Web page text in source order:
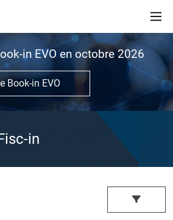
in EVO en octobre 2026
Book-in EVO
in